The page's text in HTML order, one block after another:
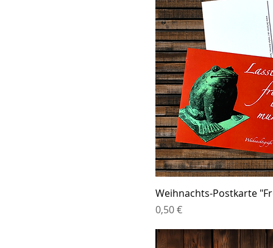
Weihnachts-Postkarte
Preis
0,50 €